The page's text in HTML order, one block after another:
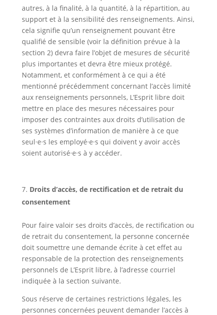
autres, à la finalité, à la quantité, à la répartition, au
support et à la sensibilité des renseignements. Ainsi,
cela signifie qu’un renseignement pouvant être
qualifié de sensible (voir la définition prévue à la
section 2) devra faire l’objet de mesures de sécurité
plus importantes et devra être mieux protégé.
Notamment, et conformément à ce qui a été
mentionné précédemment concernant l’accès limité
aux renseignements personnels, L’Esprit libre doit
mettre en place des mesures nécessaires pour
imposer des contraintes aux droits d’utilisation de
ses systèmes d’information de manière à ce que
seul·e·s les employé·e·s qui doivent y avoir accès
soient autorisé·e·s à y accéder.
Droits d’accès, de rectification et de retrait du
consentement
Pour faire valoir ses droits d’accès, de rectification ou
de retrait du consentement, la personne concernée
doit soumettre une demande écrite à cet effet au
responsable de la protection des renseignements
personnels de L’Esprit libre, à l’adresse courriel
indiquée à la section suivante.
Sous réserve de certaines restrictions légales, les
personnes concernées peuvent demander l’accès à